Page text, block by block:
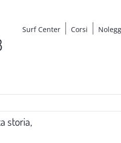
Surf Center Corsi
storia,